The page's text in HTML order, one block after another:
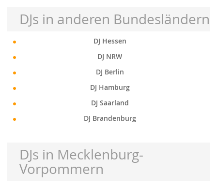
DJs in anderen Bundesländern
DJ Hessen
DJ NRW
DJ Berlin
DJ Hamburg
DJ Saarland
DJ Brandenburg
DJs in Mecklenburg-
Vorpommern